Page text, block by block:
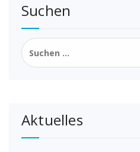
Suchen
Suchen
nach:
Aktuelles